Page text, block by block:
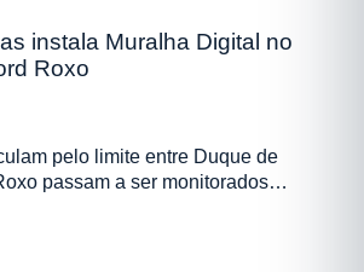
instala Muralha Digital no
Roxo
pelo limite entre Duque de
passam a ser monitorados…